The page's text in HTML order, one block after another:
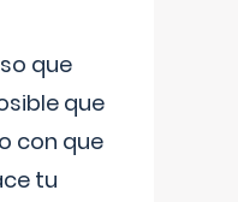
que
que
con que
tu